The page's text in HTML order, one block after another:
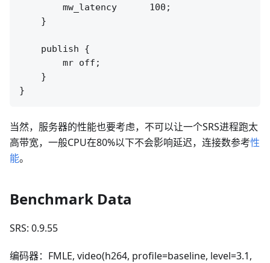
        mw_latency      100;
    }
    publish {
        mr off;
    }
当然，服务器的性能也要考虑，不可以让一个SRS进程跑太
高带宽，一般CPU在80%以下不会影响延迟，连接数参考性
能。
Benchmark Data
SRS: 0.9.55
编码器：FMLE, video(h264, profile=baseline, level=3.1,